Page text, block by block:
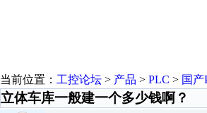
当前位置： 工控论坛 > 产品 > PLC > 国
立体车库一般建一个多少钱啊？